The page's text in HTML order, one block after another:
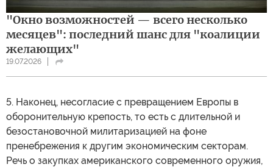
"Окно возможностей — всего несколько
месяцев": последний шанс для "коалиции
желающих"
19.07.2026
5. Наконец, несогласие с превращением Европы в
оборонительную крепость, то есть с длительной и
безостановочной милитаризацией на фоне
пренебрежения к другим экономическим секторам.
Речь о закупках американского современного оружия,